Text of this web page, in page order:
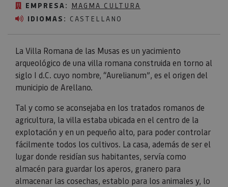
EMPRESA: MAGMA CULTURA
IDIOMAS: CASTELLANO
La Villa Romana de las Musas es un yacimiento
arqueológico de una villa romana construida en torno al
siglo I d.C. cuyo nombre, “Aurelianum”, es el origen del
municipio de Arellano.
Tal y como se aconsejaba en los tratados romanos de
agricultura, la villa estaba ubicada en el centro de la
explotación y en un pequeño alto, para poder controlar
fácilmente todos los cultivos. La casa, además de ser el
lugar donde residían sus habitantes, servía como
almacén para guardar los aperos, granero para
almacenar las cosechas, establo para los animales y, lo